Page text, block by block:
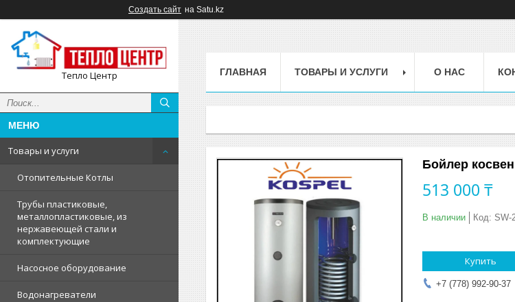
Создать сайт на Satu.kz
Тепло Центр
Товары и услуги
Отопительные Котлы
Трубы пластиковые,
металлопластиковые, из
нержавеющей стали и
комплектующие
Насосное оборудование
Водонагреватели
ГЛАВНАЯ ТОВАРЫ И УСЛУГИ О НАС
Бойлер
513 000 ₸
В наличии Код: SW-
Купить
+7 (778) 992-90-37